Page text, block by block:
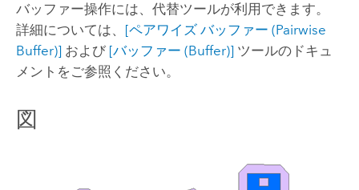
バッファー操作には、代替ツールが利用できます。
詳細については、 [ペアワイズ バッファー (Pairwise
Buffer)]および [バッファー (Buffer)]ツールのドキュ
メントをご参照ください。
図